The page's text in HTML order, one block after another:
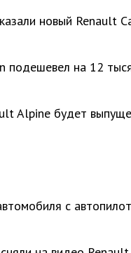
новый Renault
подешевел на 12
Alpine будет
с